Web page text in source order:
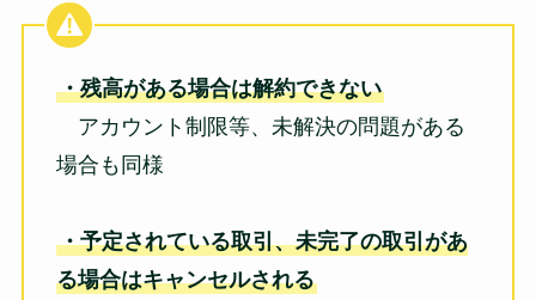
・残高がある場合は解約できない
アカウント制限等、未解決の問題がある
場合も同様
・予定されている取引、未完了の取引があ
る場合はキャンセルされる